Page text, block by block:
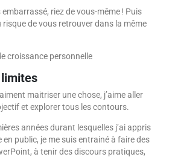
riez de vous-même ! Puis
risque de vous retrouver dans la même
limites
maitriser une chose, j’aime aller
et explorer tous les contours.
années durant lesquelles j’ai appris
en public, je me suis entrainé à faire des
à tenir des discours pratiques,